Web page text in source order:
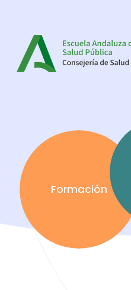
Formación